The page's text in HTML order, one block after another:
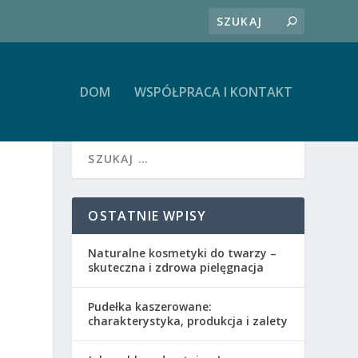
DOM WSPÓŁPRACA I KONTAKT
OSTATNIE WPISY
Naturalne kosmetyki do twarzy –
skuteczna i zdrowa pielęgnacja
Pudełka kaszerowane:
charakterystyka, produkcja i zalety